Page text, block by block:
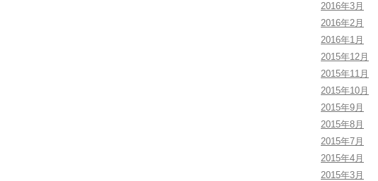
2016年3月
2016年2月
2016年1月
2015年12月
2015年11月
2015年10月
2015年9月
2015年8月
2015年7月
2015年4月
2015年3月